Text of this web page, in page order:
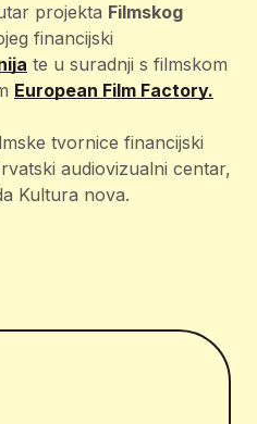
projekta Filmskog
financijski
te u suradnji s filmskom
European Film Factory.
tvornice financijski
audiovizualni centar,
Kultura nova.